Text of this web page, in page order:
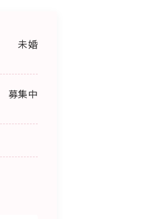
未婚
募集中